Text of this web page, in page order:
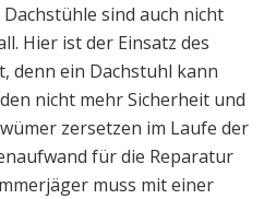
sind auch nicht
Hier ist der Einsatz des
denn ein Dachstuhl kann
nicht mehr Sicherheit und
zersetzen im Laufe der
für die Reparatur
muss mit einer